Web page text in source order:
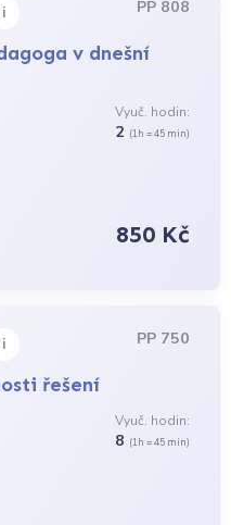
i PP 808
v dnešní
Vyuč. hodin:
2 (1h = 45 min)
850 Kč
i PP 750
řešení
Vyuč. hodin:
8 (1h = 45 min)